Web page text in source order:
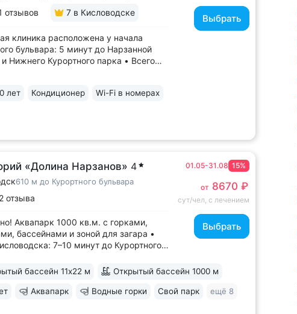
отзывов 7 в Кисловодске
клиника расположена у начала
бульвара: 5 минут до Нарзанной
и Нижнего Курортного парка • Всего
• Ведут прием врачи 8 профилей,
Выбрать
лет Кондиционер Wi-Fi в номерах
«Долина Нарзанов» 4
610 м до Курортного бульвара
отзыва
Аквапарк 1000 кв.м. с горками,
бассейнами и зоной для загара •
7–10 минут до Курортного
• Бювет с минеральной водой двух
«Ессентуки-4» и «Славяновская»
8–12 минут до бюветов...
01.05-31.08 15%
от 8670 ₽
сут/чел, с лечением
Выбрать
бассейн 11х22 м Открытый бассейн 1000 м
Аквапарк Водные горки Свой парк ещё 8